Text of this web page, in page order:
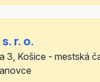
r. o.
3, Košice - mestská